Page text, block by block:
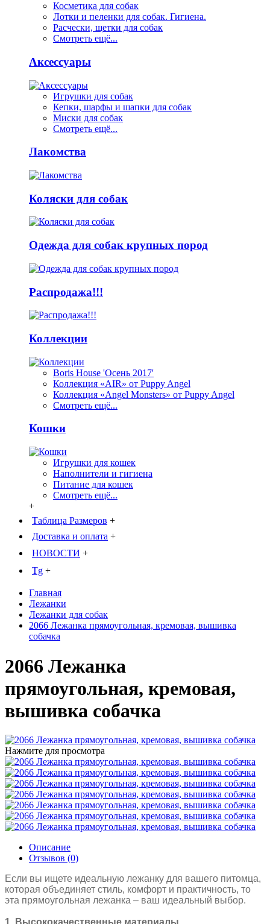
Косметика для собак
Лотки и пеленки для собак. Гигиена.
Расчески, щетки для собак
Смотреть ещё...
Аксессуары
Игрушки для собак
Кепки, шарфы и шапки для собак
Миски для собак
Смотреть ещё...
Лакомства
Коляски для собак
Одежда для собак крупных пород
Распродажа!!!
Коллекции
Boris House 'Осень 2017'
Коллекция «AIR» от Puppy Angel
Коллекция «Angel Monsters» от Puppy Angel
Смотреть ещё...
Кошки
Игрушки для кошек
Наполнители и гигиена
Питание для кошек
Смотреть ещё...
+
Таблица Размеров +
Доставка и оплата +
НОВОСТИ +
Tg +
Главная
Лежанки
Лежанки для собак
2066 Лежанка прямоугольная, кремовая, вышивка
собачка
2066 Лежанка
прямоугольная, кремовая,
вышивка собачка
Нажмите для просмотра
Описание
Отзывов (0)
Если вы ищете идеальную лежанку для вашего питомца,
которая объединяет стиль, комфорт и практичность, то
эта прямоугольная лежанка – ваш идеальный выбор.
1. Высококачественные материалы.